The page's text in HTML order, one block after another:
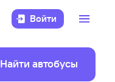
Войти
Найти автобусы